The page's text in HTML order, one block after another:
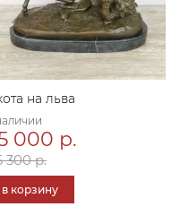
на льва
000 р.
300 р.
в корзину